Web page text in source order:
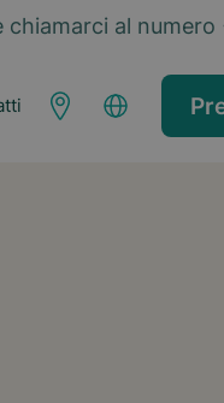
chiamarci al